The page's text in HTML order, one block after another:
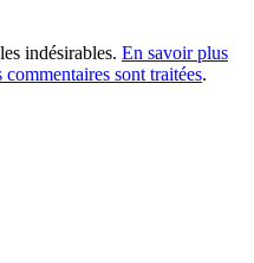
indésirables. En savoir plus
sont traitées.